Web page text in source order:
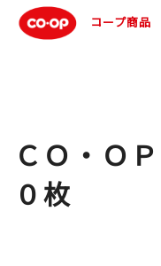
コープ商品
ＣＯ・Ｏ
０枚